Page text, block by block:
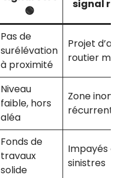
🟢
signal
Pas de
surélévation
à proximité
Projet d’axe
routier
Niveau
faible, hors
aléa
Zone
récurrente
Fonds de
travaux
solide
Impayés
sinistres